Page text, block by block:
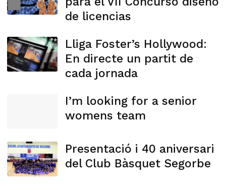
de licencias
Lliga Foster’s Hollywood:
En directe un partit de
cada jornada
I’m looking for a senior
womens team
Presentació i 40 aniversari
del Club Bàsquet Segorbe